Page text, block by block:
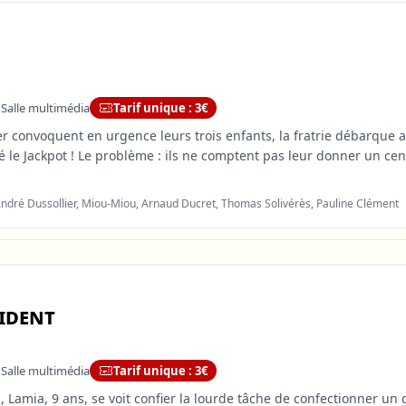
multimédia Tarif unique : 3€
convoquent en urgence leurs trois enfants, la fratrie
Jackpot ! Le problème : ils ne comptent pas leur donner un
Dussollier, Miou-Miou, Arnaud Ducret, Thomas Solivérès, Pauline Clément
multimédia Tarif unique : 3€
Lamia, 9 ans, se voit confier la lourde tâche de confectionner